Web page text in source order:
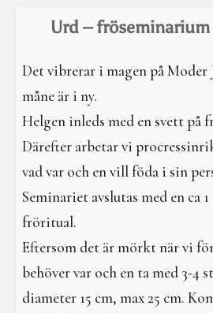
I en galen värld
Galdrar
Aktiviteter
Urd – fröseminarium
Det vibrerar i magen på
måne är i ny.
Helgen inleds med en svett på
Därefter arbetar vi
vad var och en vill föda i sin
Seminariet avslutas med en ca
fröritual.
Eftersom det är mörkt när vi
behöver var och en ta med 3-4
diameter 15 cm, max 25 cm.